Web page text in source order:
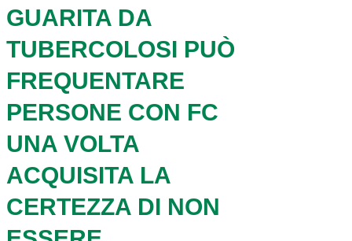
GUARITA DA
TUBERCOLOSI PUÒ
FREQUENTARE
PERSONE CON FC
UNA VOLTA
ACQUISITA LA
CERTEZZA DI NON